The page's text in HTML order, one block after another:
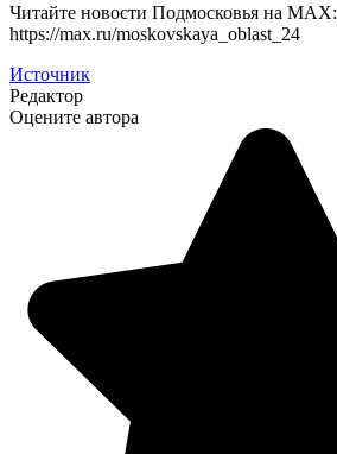
Читайте новости Подмосковья на MAX:
https://max.ru/moskovskaya_oblast_24
Источник
Редактор
Оцените автора